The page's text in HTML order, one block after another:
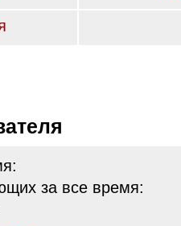
за все время: